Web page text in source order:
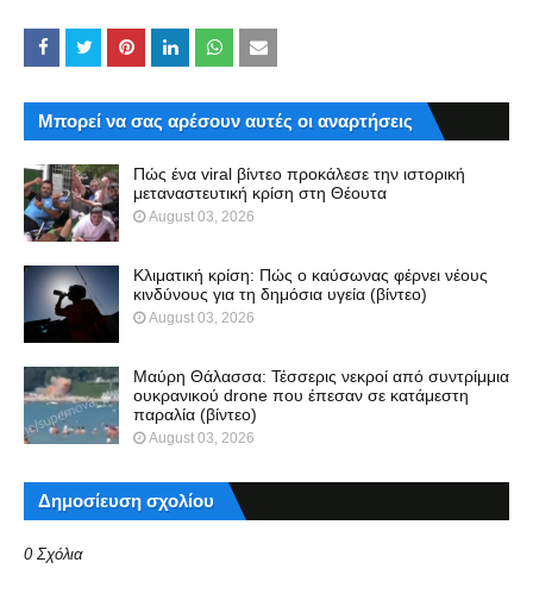
Μπορεί να σας αρέσουν αυτές οι αναρτήσεις
Πώς ένα viral βίντεο προκάλεσε την ιστορική
μεταναστευτική κρίση στη Θέουτα
August 03, 2026
Κλιματική κρίση: Πώς ο καύσωνας φέρνει νέους
κινδύνους για τη δημόσια υγεία (βίντεο)
August 03, 2026
Μαύρη Θάλασσα: Τέσσερις νεκροί από συντρίμμια
ουκρανικού drone που έπεσαν σε κατάμεστη
παραλία (βίντεο)
August 03, 2026
Δημοσίευση σχολίου
0 Σχόλια